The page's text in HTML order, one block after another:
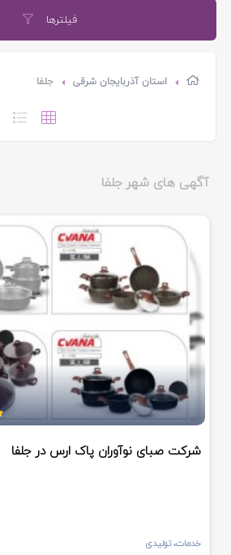
فیلترها
استان آذربایجان شرقی جلفا
آگهی های شهر جلفا
شرکت صبای نوآوران پاک ارس در جلفا
خدمات، تولیدی